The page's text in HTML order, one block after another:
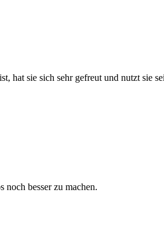
hat sie sich sehr gefreut und nutzt sie
besser zu machen.